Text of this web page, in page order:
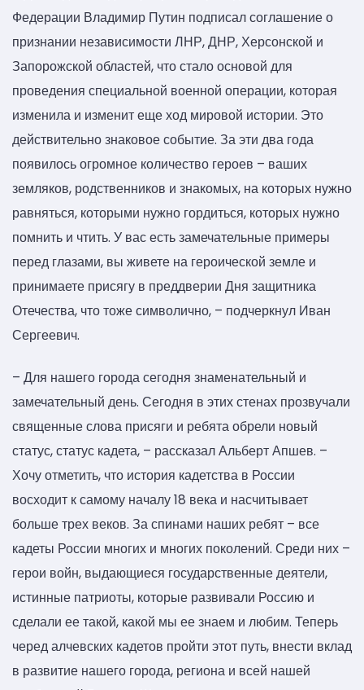
Федерации Владимир Путин подписал соглашение о
признании независимости ЛНР, ДНР, Херсонской и
Запорожской областей, что стало основой для
проведения специальной военной операции, которая
изменила и изменит еще ход мировой истории. Это
действительно знаковое событие. За эти два года
появилось огромное количество героев – ваших
земляков, родственников и знакомых, на которых нужно
равняться, которыми нужно гордиться, которых нужно
помнить и чтить. У вас есть замечательные примеры
перед глазами, вы живете на героической земле и
принимаете присягу в преддверии Дня защитника
Отечества, что тоже символично, – подчеркнул Иван
Сергеевич.
– Для нашего города сегодня знаменательный и
замечательный день. Сегодня в этих стенах прозвучали
священные слова присяги и ребята обрели новый
статус, статус кадета, – рассказал Альберт Апшев. –
Хочу отметить, что история кадетства в России
восходит к самому началу 18 века и насчитывает
больше трех веков. За спинами наших ребят – все
кадеты России многих и многих поколений. Среди них –
герои войн, выдающиеся государственные деятели,
истинные патриоты, которые развивали Россию и
сделали ее такой, какой мы ее знаем и любим. Теперь
черед алчевских кадетов пройти этот путь, внести вклад
в развитие нашего города, региона и всей нашей